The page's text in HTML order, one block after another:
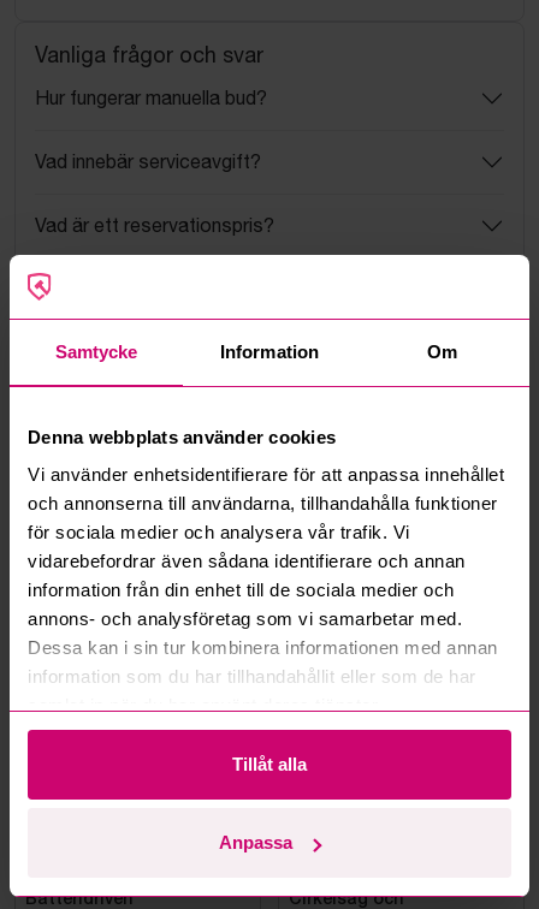
Samtycke Information Om
Denna webbplats använder cookies
Vi använder enhetsidentifierare för att anpassa innehållet
och annonserna till användarna, tillhandahålla funktioner
för sociala medier och analysera vår trafik. Vi
vidarebefordrar även sådana identifierare och annan
information från din enhet till de sociala medier och
annons- och analysföretag som vi samarbetar med.
Dessa kan i sin tur kombinera informationen med annan
information som du har tillhandahållit eller som de har
Tillåt alla
Anpassa
Vanliga frågor och svar
Hur fungerar manuella bud?
Vad innebär serviceavgift?
Vad är ett reservationspris?
Hur fungerar maxbud?
Hur fungerar budmotorn?
Kan ni frakta mina vunna objekt?
Läs fler frågor och svar
Mer från samma kategori
Batteridriven
Milwaukee
Cirkelsåg och
Milwaukee